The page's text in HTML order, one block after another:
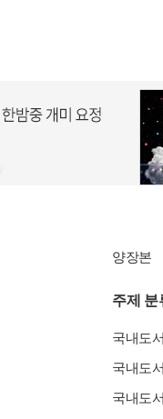
양장본
주제 분
국내도
국내도
국내도